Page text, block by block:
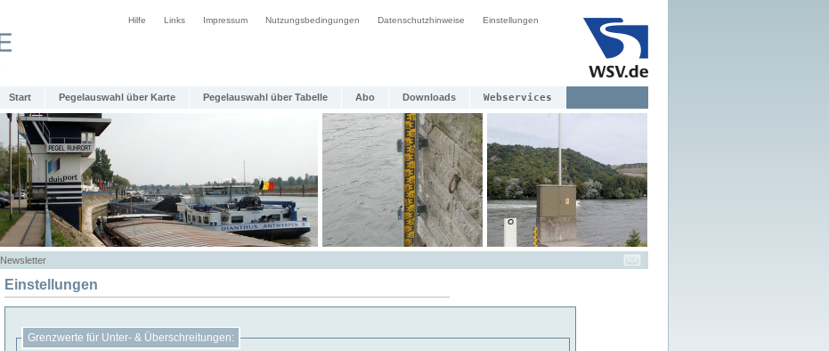
Hilfe Links Impressum Nutzungsbedingungen Datenschutzhinweise Einstellungen
Start Pegelauswahl über Karte Pegelauswahl über Tabelle Abo Downloads Webservices
Newsletter
Einstellungen
Grenzwerte für Unter- & Überschreitungen: